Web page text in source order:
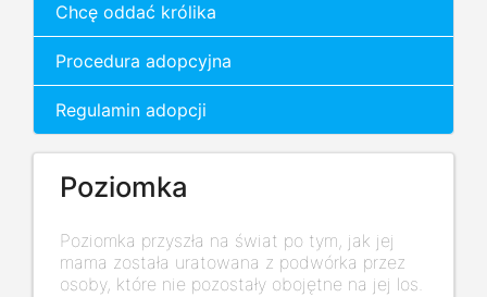
Chcę oddać królika
Procedura adopcyjna
Regulamin adopcji
Poziomka
Poziomka przyszła na świat po tym, jak jej
mama została uratowana z podwórka przez
osoby, które nie pozostały obojętne na jej los.